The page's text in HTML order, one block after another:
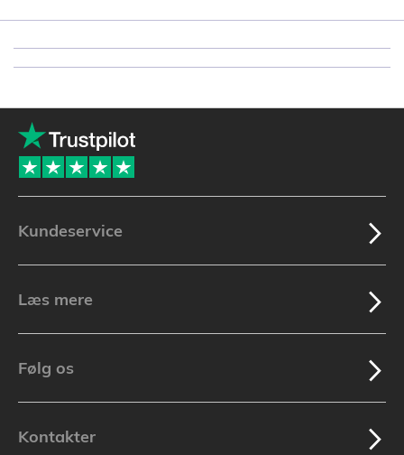
Kundeservice
Læs mere
Følg os
Kontakter